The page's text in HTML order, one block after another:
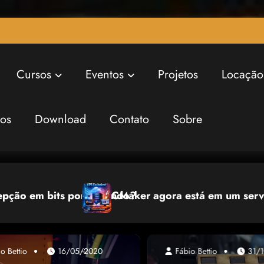
Cursos Eventos Projetos
Download Contato Sobre
Patrocine a Inovação: Seja um Apoiador da 6ª
Bettio 16/05/2020 Fábio Bettio 08/